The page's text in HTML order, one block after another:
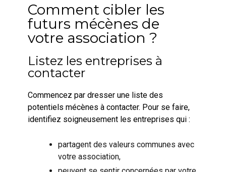
Comment cibler les
futurs mécènes de
votre association ?
Listez les entreprises à
contacter
Commencez par dresser une liste des
potentiels mécènes à contacter. Pour se faire,
identifiez soigneusement les entreprises qui :
partagent des valeurs communes avec
votre association,